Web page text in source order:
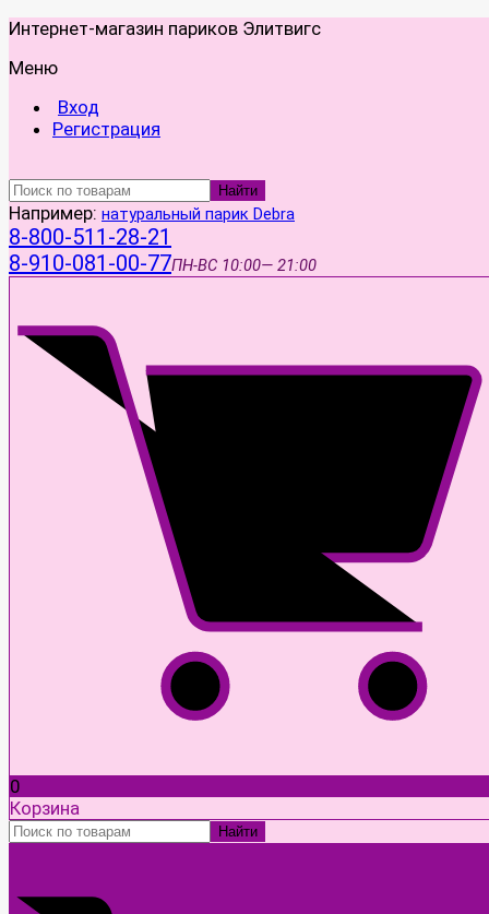
Интернет-магазин париков Элитвигс
Меню
Вход
Регистрация
Найти
Например: натуральный парик Debra
8-800-511-28-21
8-910-081-00-77ПН-ВС 10:00— 21:00
0
Корзина
Найти